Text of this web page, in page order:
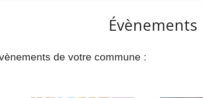
Évènements
de votre commune :